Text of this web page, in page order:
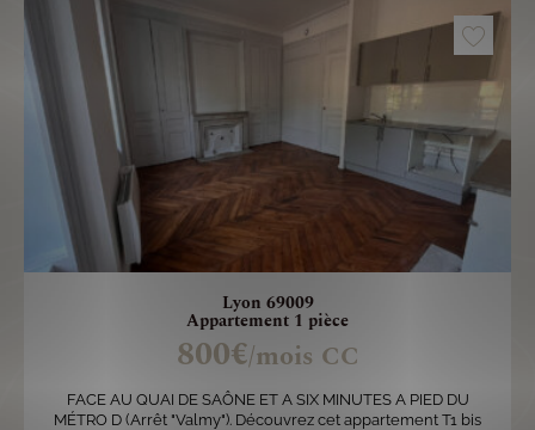
Lyon 69009
Appartement 1 pièce
800€/mois CC
FACE AU QUAI DE SAÔNE ET A SIX MINUTES A PIED DU
MÉTRO D (Arrêt "Valmy"). Découvrez cet appartement T1 bis